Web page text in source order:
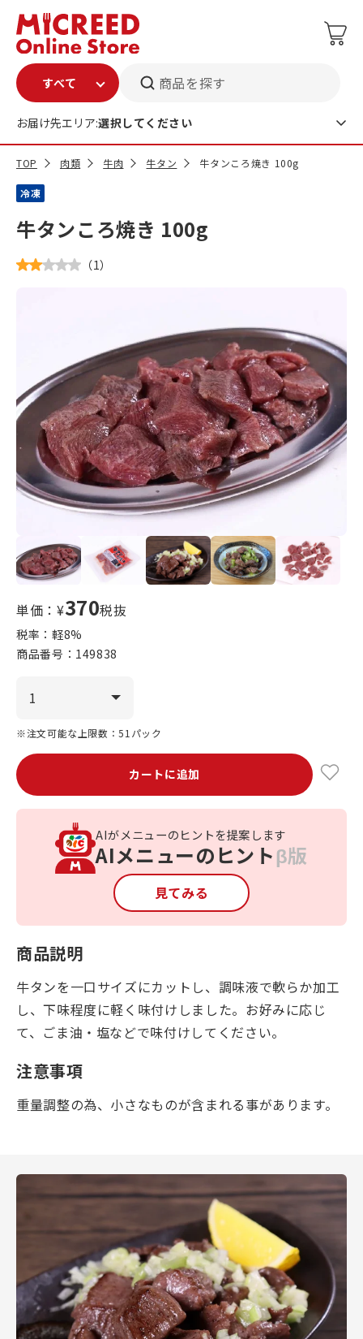
商品を探す
お届け先エリア:選択してください
TOP 肉類 牛肉 牛タン 牛タンころ焼き 100g
冷凍
牛タンころ焼き 100g
（1）
単価：¥370税抜
税率：軽8%
商品番号： 149838
※注文可能な上限数：51パック
カートに追加
AIがメニューのヒントを提案します
AIメニューのヒントβ版
見てみる
商品説明
牛タンを一口サイズにカットし、調味液で軟らか加工
し、下味程度に軽く味付けしました。お好みに応じ
て、ごま油・塩などで味付けしてください。
注意事項
重量調整の為、小さなものが含まれる事があります。